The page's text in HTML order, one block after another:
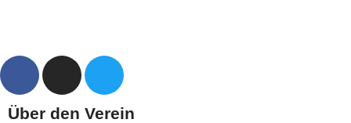
Über den Verein